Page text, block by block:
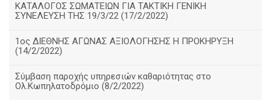
ΚΑΤΑΛΟΓΟΣ ΣΩΜΑΤΕΙΩΝ ΓΙΑ ΤΑΚΤΙΚΗ ΓΕΝΙΚΗ
ΣΥΝΕΛΕΥΣΗ ΤΗΣ 19/3/22 (17/2/2022)
1ος ΔΙΕΘΝΗΣ ΑΓΩΝΑΣ ΑΞΙΟΛΟΓΗΣΗΣ Η ΠΡΟΚΗΡΥΞΗ
(14/2/2022)
Σύμβαση παροχής υπηρεσιών καθαριότητας στο
Ολ.Κωπηλατοδρόμιο (8/2/2022)